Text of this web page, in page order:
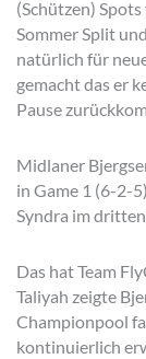
(Schützen)
Sommer Split
natürlich für
gemacht das er
Pause
Midlaner
in Game 1 (6-2-
Syndra im
Das hat Team
Taliyah zeigte
Championpool
kontinuierlich